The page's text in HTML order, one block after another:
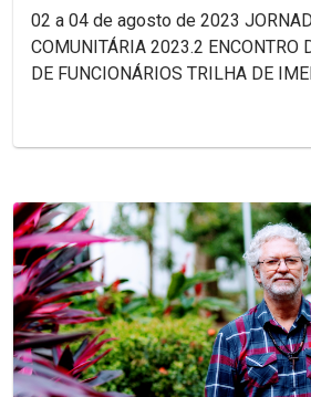
02 a 04 de agosto de 2023 JORNADA UNICAP
COMUNITÁRIA 2023.2 ENCONTRO
DE FUNCIONÁRIOS TRILHA DE